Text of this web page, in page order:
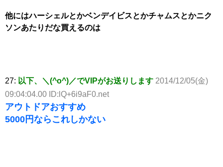
他にはハーシェルとかベンデイビスとかチャムスとかニク
ソンあたりだな買えるのは
27: 以下、＼(^o^)／でVIPがお送りします 2014/12/05(金)
09:04:04.00 ID:lQ+6i9aF0.net
アウトドアおすすめ
5000円ならこれしかない